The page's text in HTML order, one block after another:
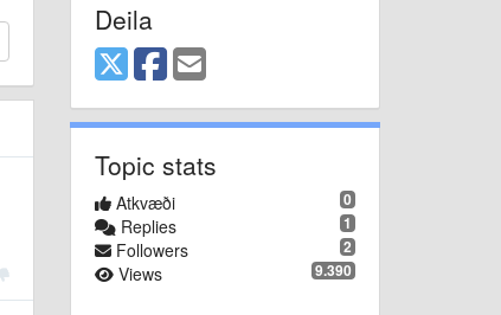
Deila
Topic stats
0
Atkvæði
1
Replies
2
Followers
9.390
Views